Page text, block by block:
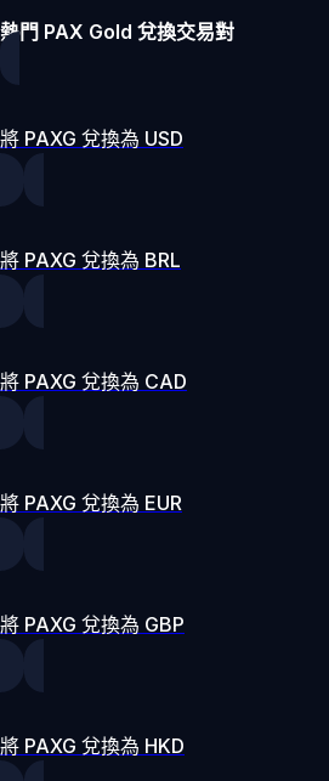
熱門 PAX Gold 兌換交易對
將 PAXG 兌換為 USD
將 PAXG 兌換為 BRL
將 PAXG 兌換為 CAD
將 PAXG 兌換為 EUR
將 PAXG 兌換為 GBP
將 PAXG 兌換為 HKD